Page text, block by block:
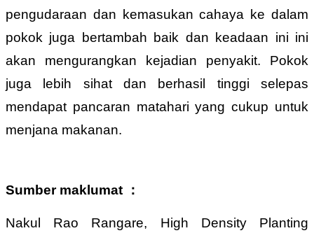
pengudaraan dan kemasukan cahaya ke dalam
pokok juga bertambah baik dan keadaan ini ini
akan mengurangkan kejadian penyakit. Pokok
juga lebih sihat dan berhasil tinggi selepas
mendapat pancaran matahari yang cukup untuk
menjana makanan.
Sumber maklumat ：
Nakul Rao Rangare, High Density Planting